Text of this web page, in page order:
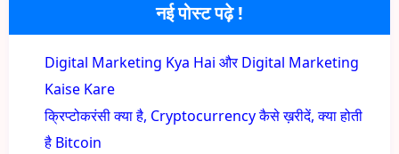
नई पोस्ट पढ़े !
Digital Marketing Kya Hai और Digital Marketing
Kaise Kare
क्रिप्टोकरंसी क्या है, Cryptocurrency कैसे ख़रीदें, क्या होती
है Bitcoin